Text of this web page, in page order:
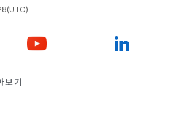
보기